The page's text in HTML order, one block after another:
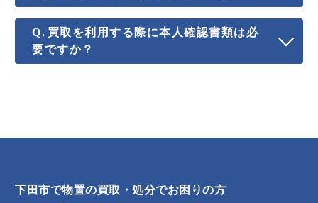
買取を利用する際に本人確認書類は必
要ですか？
下田市で物置の買取・処分でお困りの方